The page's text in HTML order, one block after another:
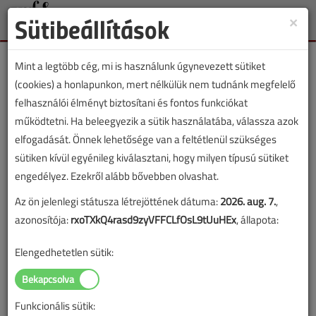
Toggle
Lapszám:
TARTALOM
HKL Légtechnika
Szellőztetés vezérlése
laptopról, tabletről vagy akár
okostelefonról
2016/9. lapszám
×
Sütibeállítások
Mint a legtöbb cég, mi is használunk úgynevezett sütiket
(cookies) a honlapunkon, mert nélkülük nem tudnánk megfelelő
felhasználói élményt biztosítani és fontos funkciókat
működtetni. Ha beleegyezik a sütik használatába, válassza azok
elfogadását. Önnek lehetősége van a feltétlenül szükséges
sütiken kívül egyénileg kiválasztani, hogy milyen típusú sütiket
engedélyez. Ezekről alább bővebben olvashat.
Az ön jelenlegi státusza létrejöttének dátuma:2026. aug. 7.,
azonosítója:rxoTXkQ4rasd9zyVFFCLfOsL9tUuHEx, állapota:
Elengedhetetlen sütik:
Funkcionális sütik: